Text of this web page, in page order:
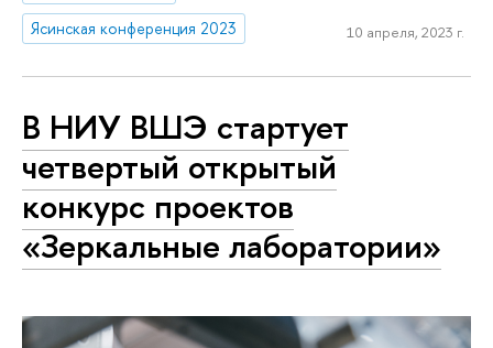
Ясинская конференция 2023
10 апреля, 2023 г.
В НИУ ВШЭ стартует
четвертый открытый
конкурс проектов
«Зеркальные лаборатории»